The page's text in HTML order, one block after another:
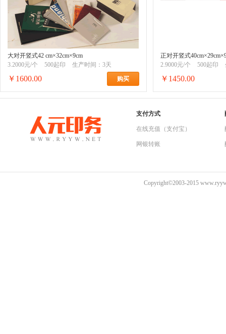
大对开竖式42 cm×32cm×9cm
3.2000元/个
500起印 生产时间：3天
￥1600.00 购买
正对开竖式
2.9000元/个
500起印
￥1450.00
支付方式
在线充值（支付宝）
网银转账
Copyright©2003-2015